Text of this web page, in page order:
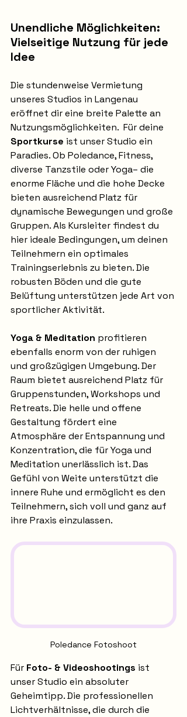
Unendliche Möglichkeiten:
Vielseitige Nutzung für jede
Idee
Die stundenweise Vermietung
unseres Studios in Langenau
eröffnet dir eine breite Palette an
Nutzungsmöglichkeiten.  Für deine
Sportkurse ist unser Studio ein
Paradies. Ob Poledance, Fitness,
diverse Tanzstile oder Yoga– die
enorme Fläche und die hohe Decke
bieten ausreichend Platz für
dynamische Bewegungen und große
Gruppen. Als Kursleiter findest du
hier ideale Bedingungen, um deinen
Teilnehmern ein optimales
Trainingserlebnis zu bieten. Die
robusten Böden und die gute
Belüftung unterstützen jede Art von
sportlicher Aktivität.
Yoga & Meditation profitieren
ebenfalls enorm von der ruhigen
und großzügigen Umgebung. Der
Raum bietet ausreichend Platz für
Gruppenstunden, Workshops und
Retreats. Die helle und offene
Gestaltung fördert eine
Atmosphäre der Entspannung und
Konzentration, die für Yoga und
Meditation unerlässlich ist. Das
Gefühl von Weite unterstützt die
innere Ruhe und ermöglicht es den
Teilnehmern, sich voll und ganz auf
ihre Praxis einzulassen.
Poledance Fotoshoot
Für Foto- & Videoshootings ist
unser Studio ein absoluter
Geheimtipp. Die professionellen
Lichtverhältnisse, die durch die